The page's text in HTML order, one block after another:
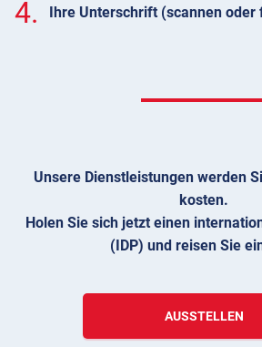
4. Ihre Unterschrift (scannen
Unsere Dienstleistungen werden
kosten.
Holen Sie sich jetzt einen
(IDP) und reisen Sie
AUSSTELLEN